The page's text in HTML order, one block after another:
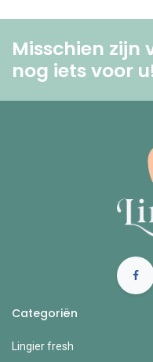
Misschien zijn
nog iets voor
Categoriën
Lingier fresh